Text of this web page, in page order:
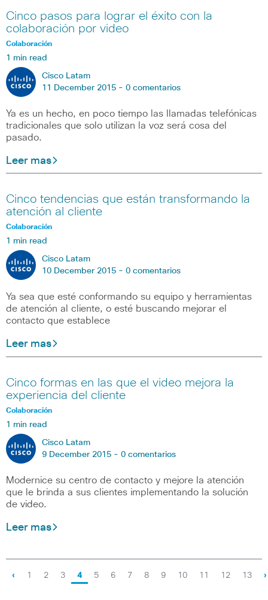
Cinco pasos para lograr el éxito con la
colaboración por video
Colaboración
1 min read
Cisco Latam
11 December 2015 - 0 comentarios
Ya es un hecho, en poco tiempo las llamadas telefónicas
tradicionales que solo utilizan la voz será cosa del
pasado.
Leer mas
Cinco tendencias que están transformando la
atención al cliente
Colaboración
1 min read
Cisco Latam
10 December 2015 - 0 comentarios
Ya sea que esté conformando su equipo y herramientas
de atención al cliente, o esté buscando mejorar el
contacto que establece
Leer mas
Cinco formas en las que el video mejora la
experiencia del cliente
Colaboración
1 min read
Cisco Latam
9 December 2015 - 0 comentarios
Modernice su centro de contacto y mejore la atención
que le brinda a sus clientes implementando la solución
de video.
Leer mas
‹ 1 2 3 4 5 6 7 8 9 10 11 12 13 ›